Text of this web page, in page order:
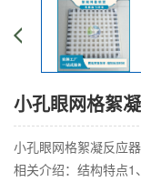
小孔眼网格絮
小孔眼网格絮凝反应
相关介绍：结构特点